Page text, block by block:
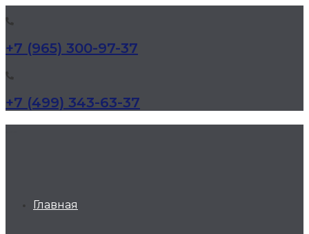
+7 (965) 300-97-37
+7 (499) 343-63-37
Главная